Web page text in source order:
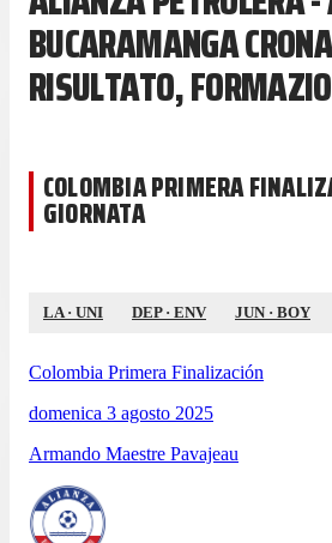
BUCARAMANGA
RISULTATO,
COLOMBIA PRIMERA
GIORNATA
LA· UNI DEP· ENV JUN · BOY
Colombia Primera Finalización
domenica 3 agosto 2025
Armando Maestre Pavajeau